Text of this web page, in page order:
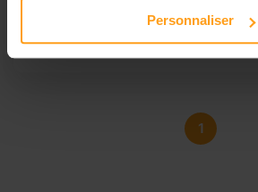
Personnaliser
précédent baby sitting et lors de mes
crèches. Je suis disponible du...
1